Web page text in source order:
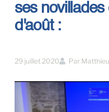
ses novillades
d'août :
29 juillet 2020 Par